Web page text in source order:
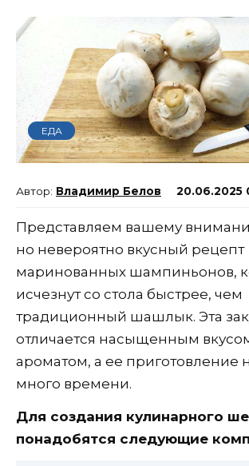
ЕДА
Владимир Белов 20.06.2025
Представляем вашему
но невероятно вкусный рецепт
маринованных шампиньонов,
исчезнут со стола быстрее, чем
традиционный шашлык. Эта
отличается насыщенным
ароматом, а ее приготовление
много времени.
Для создания кулинарного
понадобятся следующие